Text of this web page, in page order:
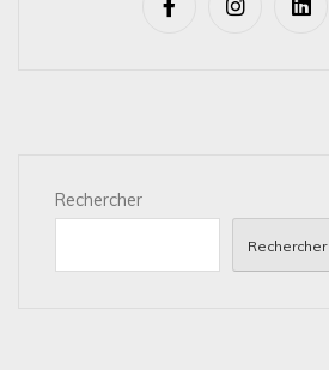
Rechercher
Rechercher